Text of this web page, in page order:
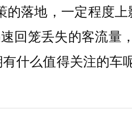
落地，一定程度上
回笼丢失的客流量
什么值得关注的车